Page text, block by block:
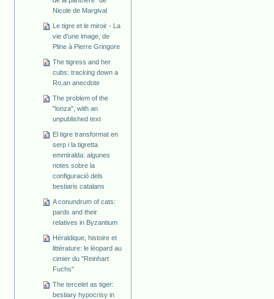
Nicole de Margival
Le tigre et le miroir - La
vie d'une image, de
Pline à Pierre Gringore
The tigress and her
cubs: tracking down a
Ro,an anecdote
The problem of the
"lonza", with an
unpublished text
El tigre transformat en
serp i la tigretta
emmiralda: algunes
notes sobre la
configuració dels
bestiaris catalans
A conundrum of cats:
pards and their
relatives in Byzantium
Héraldique, histoire et
littérature: le léopard au
cimier du "Reinhart
Fuchs"
The tercelet as tiger:
bestiary hypocrisy in